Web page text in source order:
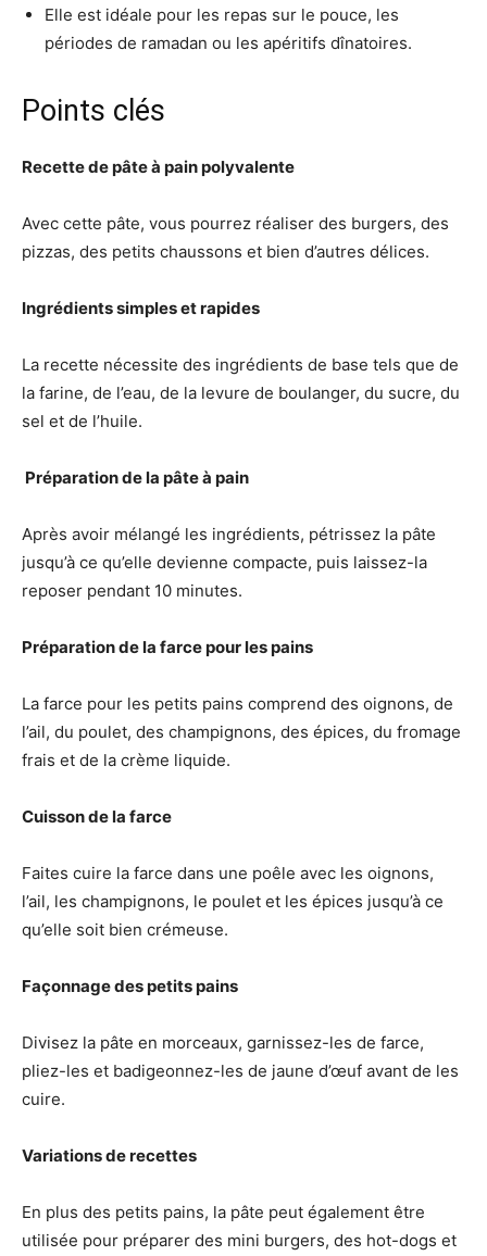
Elle est idéale pour les repas sur le pouce, les
périodes de ramadan ou les apéritifs dînatoires.
Points clés
Recette de pâte à pain polyvalente
Avec cette pâte, vous pourrez réaliser des burgers, des
pizzas, des petits chaussons et bien d’autres délices.
Ingrédients simples et rapides
La recette nécessite des ingrédients de base tels que de
la farine, de l’eau, de la levure de boulanger, du sucre, du
sel et de l’huile.
‍ Préparation de la pâte à pain
Après avoir mélangé les ingrédients, pétrissez la pâte
jusqu’à ce qu’elle devienne compacte, puis laissez-la
reposer pendant 10 minutes.
Préparation de la farce pour les pains
La farce pour les petits pains comprend des oignons, de
l’ail, du poulet, des champignons, des épices, du fromage
frais et de la crème liquide.
Cuisson de la farce
Faites cuire la farce dans une poêle avec les oignons,
l’ail, les champignons, le poulet et les épices jusqu’à ce
qu’elle soit bien crémeuse.
Façonnage des petits pains
Divisez la pâte en morceaux, garnissez-les de farce,
pliez-les et badigeonnez-les de jaune d’œuf avant de les
cuire.
Variations de recettes
En plus des petits pains, la pâte peut également être
utilisée pour préparer des mini burgers, des hot-dogs et